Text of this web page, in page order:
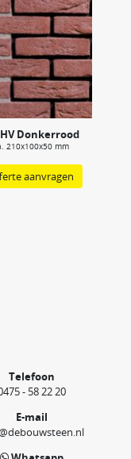
Donkerrood
210x100x50 mm
aanvragen
Telefoon
- 58 22 20
E-mail